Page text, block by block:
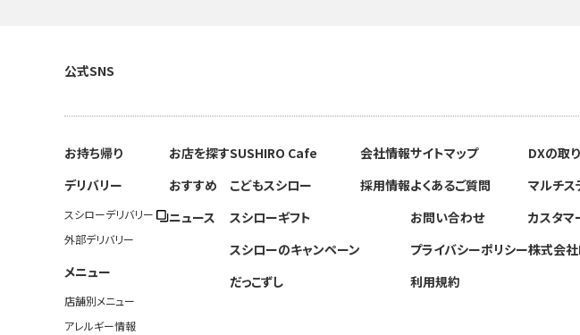
公式SNS
お持ち帰り
デリバリー
スシローデリバリー
外部デリバリー
メニュー
店舗別メニュー
アレルギー情報
お店を探す
おすすめ
ニュース
SUSHIRO Cafe
こどもスシロー
スシローギフト
スシローのキャンペーン
だっこずし
会社情報
採用情報
サイトマップ
よくあるご質問
お問い合わせ
プライバシーポリシー
利用規約
DXの取
マルチ
カスタマ
株式会